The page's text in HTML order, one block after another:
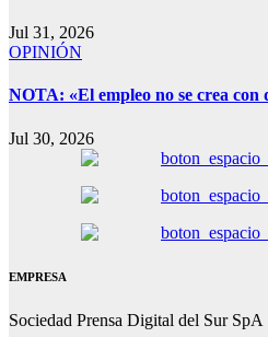
Jul 31, 2026
OPINIÓN
NOTA: «El empleo no se crea con
Jul 30, 2026
EMPRESA
Sociedad Prensa Digital del Sur SpA